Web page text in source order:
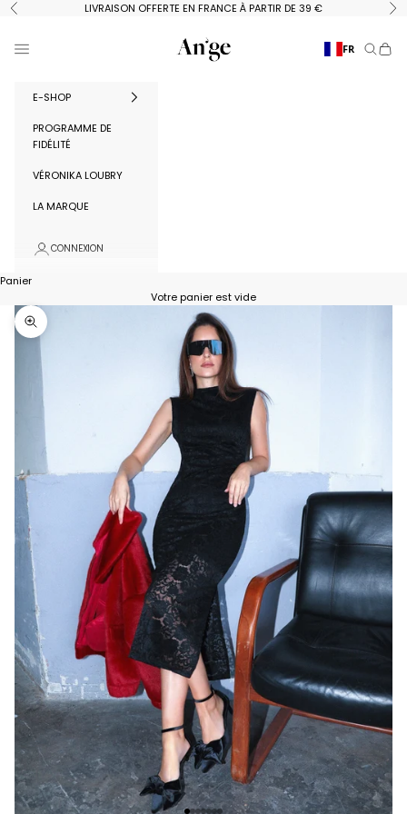
Passer au contenu
Précédent LIVRAISON OFFERTE EN FRANCE À PARTIR DE 39 €
Ange Paris
Menu FR
E-SHOP
PROGRAMME DE
FIDÉLITÉ
VÉRONIKA LOUBRY
LA MARQUE
CONNEXION
Panier
Votre panier est vide
Zoomer sur l'image